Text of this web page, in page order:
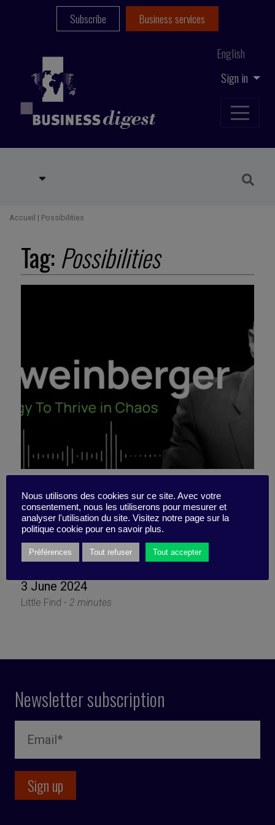
Sign in
English
Subscribe Business services
Accueil | Possibilities
Tag: Possibilities
What if you were unsure
about what you’re sure
about?
3 June 2024
Little Find - 2 minutes
Newsletter subscription
Nous utilisons des cookies sur ce site. Avec votre
consentement, nous les utiliserons pour mesurer et
analyser l'utilisation du site. Visitez notre page sur la
politique cookie pour en savoir plus.
Préférences Tout refuser Tout accepter